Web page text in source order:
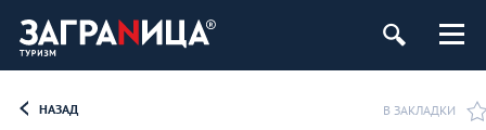
НАЗАД В ЗАКЛАДКИ